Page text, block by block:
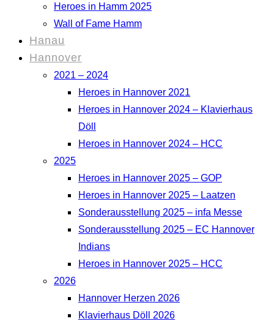
Heroes in Hamm 2025
Wall of Fame Hamm
Hanau
Hannover
2021 – 2024
Heroes in Hannover 2021
Heroes in Hannover 2024 – Klavierhaus
Döll
Heroes in Hannover 2024 – HCC
2025
Heroes in Hannover 2025 – GOP
Heroes in Hannover 2025 – Laatzen
Sonderausstellung 2025 – infa Messe
Sonderausstellung 2025 – EC Hannover
Indians
Heroes in Hannover 2025 – HCC
2026
Hannover Herzen 2026
Klavierhaus Döll 2026